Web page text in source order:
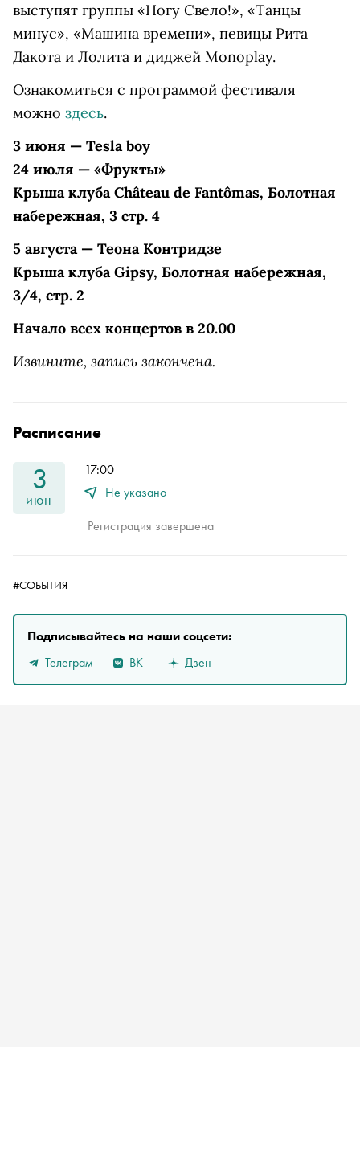
выступят группы «Ногу Свело!», «Танцы
минус», «Машина времени», певицы Рита
Дакота и Лолита и диджей Monoplay.
Ознакомиться с программой фестиваля
можно здесь.
3 июня — Tesla boy
24 июля — «Фрукты»
Крыша клуба Сhâteau de Fantômas, Болотная
набережная, 3 стр. 4
5 августа — Теона Контридзе
Крыша клуба Gipsy, Болотная набережная,
3/4, стр. 2
Начало всех концертов в 20.00
Извините, запись закончена.
Расписание
3
июн
17:00
Не указано
Регистрация завершена
#СОБЫТИЯ
Подписывайтесь на наши соцсети:
Телеграм
ВК Дзен